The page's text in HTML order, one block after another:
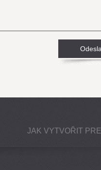
JAK VYTVOŘIT